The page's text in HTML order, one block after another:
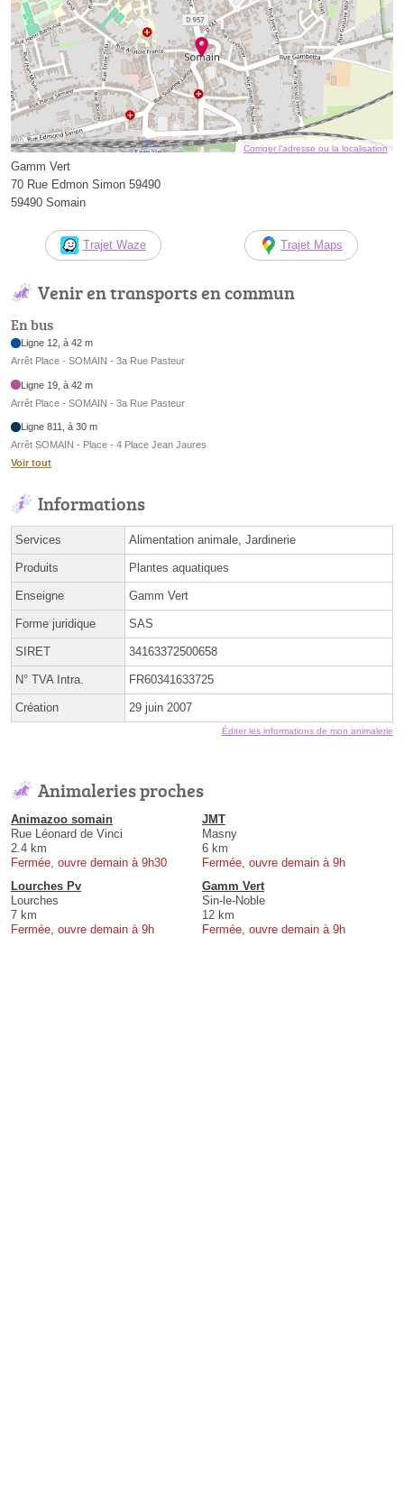
Corriger l’adresse ou la localisation
Gamm Vert
70 Rue Edmon Simon 59490
59490 Somain
Trajet Waze Trajet Maps
Venir en transports en commun
En bus
Ligne 12, à 42 m
Arrêt Place - SOMAIN - 3a Rue Pasteur
Ligne 19, à 42 m
Arrêt Place - SOMAIN - 3a Rue Pasteur
Ligne 811, à 30 m
Arrêt SOMAIN - Place - 4 Place Jean Jaures
Voir tout
Informations
Services Alimentation animale, Jardinerie
Produits Plantes aquatiques
Enseigne Gamm Vert
Forme juridique SAS
SIRET 34163372500658
N° TVA Intra. FR60341633725
Création 29 juin 2007
Éditer les informations de mon animalerie
Animaleries proches
Animazoo somain
Rue Léonard de Vinci
2.4 km
Fermée, ouvre demain à 9h30
JMT
Masny
6 km
Fermée, ouvre demain à 9h
Lourches Pv
Lourches
7 km
Fermée, ouvre demain à 9h
Gamm Vert
Sin-le-Noble
12 km
Fermée, ouvre demain à 9h